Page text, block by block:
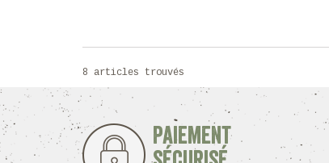
8 articles trouvés
Paiement